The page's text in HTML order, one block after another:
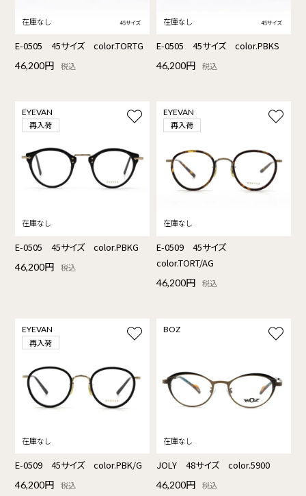
E-0505 45サイズ color.TORTG
46,200円 税込
E-0505 45サイズ color.PBKS
46,200円 税込
EYEVAN
再入荷
E-0505 45サイズ color.PBKG
46,200円 税込
EYEVAN
再入荷
E-0509 45サイズ
color.TORT/AG
46,200円 税込
EYEVAN
再入荷
E-0509 45サイズ color.PBK/G
46,200円 税込
BOZ
JOLY 48サイズ color.5900
46,200円 税込